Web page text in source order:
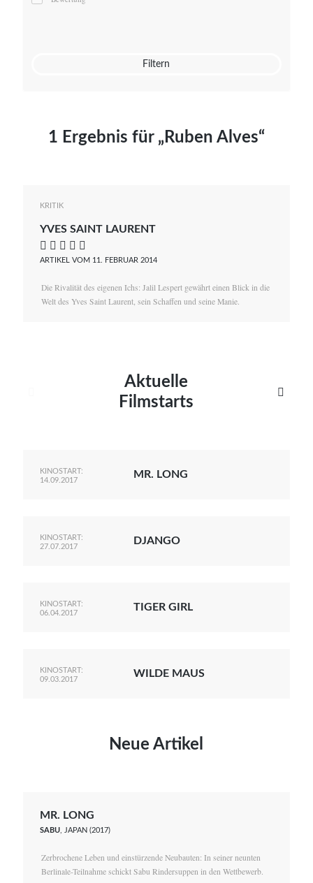
Mato von Vogelstein
Filtern
1 Ergebnis für „Ruben Alves“
KRITIK
YVES SAINT LAURENT
    
ARTIKEL VOM 11. FEBRUAR 2014
Die Rivalität des eigenen Ichs: Jalil Lespert gewährt einen Blick in die
Welt des Yves Saint Laurent, sein Schaffen und seine Manie.
Aktuelle
Filmstarts

KINOSTART:
14.09.2017
MR. LONG
KINOSTART:
27.07.2017
DJANGO
KINOSTART:
06.04.2017
TIGER GIRL
KINOSTART:
09.03.2017
WILDE MAUS
Neue Artikel
MR. LONG
SABU, JAPAN (2017)
Zerbrochene Leben und einstürzende Neubauten: In seiner neunten
Berlinale-Teilnahme schickt Sabu Rindersuppen in den Wettbewerb.